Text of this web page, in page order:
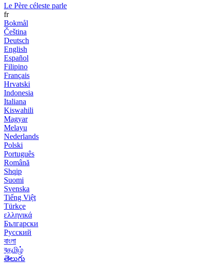
Le Père céleste parle
fr
Bokmål
Čeština
Deutsch
English
Español
Filipino
Français
Hrvatski
Indonesia
Italiana
Kiswahili
Magyar
Melayu
Nederlands
Polski
Português
Română
Shqip
Suomi
Svenska
Tiếng Việt
Türkçe
ελληνικά
Български
Русский
বাংলা
বதமிழ்
తెలుగు